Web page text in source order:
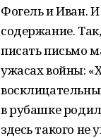
Фогель и Иван.
содержание.
писать письмо
ужасах войны:
в рубашке
здесь такого не